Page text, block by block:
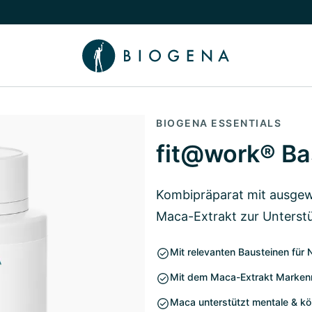
Wissen umschalten
BIOGENA ESSENTIALS
fit@work®
Kombipräparat mit
Maca-Extrakt zur
Mit relevanten Bausteinen für
Mit dem Maca-Extrakt
Maca unterstützt mentale &